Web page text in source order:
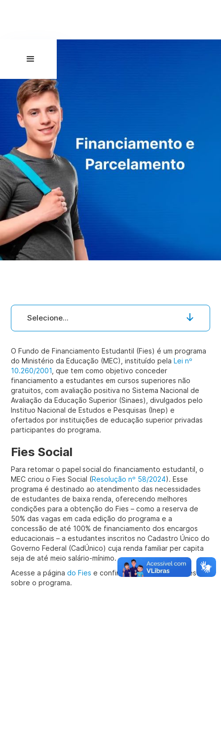
Selecione...
O Fundo de Financiamento Estudantil (Fies) é um programa
do Ministério da Educação (MEC), instituído pelaLei nº
10.260/2001 , que tem como objetivo conceder
financiamento a estudantes em cursos superiores não
gratuitos, com avaliação positiva no Sistema Nacional de
Avaliação da Educação Superior (Sinaes), divulgados pelo
Instituo Nacional de Estudos e Pesquisas (Inep) e
ofertados por instituições de educação superior privadas
participantes do programa.
Fies Social
Para retomar o papel social do financiamento estudantil, o
MEC criou o Fies Social (Resolução nº 58/2024). Esse
programa é destinado ao atendimento das necessidades
de estudantes de baixa renda, oferecendo melhores
condições para a obtenção do Fies – como a reserva de
50% das vagas em cada edição do programa e a
concessão de até 100% de financiamento dos encargos
educacionais – a estudantes inscritos no Cadastro Único do
Governo Federal (CadÚnico) cuja renda familiar per capita
seja de até meio salário-mínimo.
Acesse a páginado Fies e confira todas as informações
sobre o programa.